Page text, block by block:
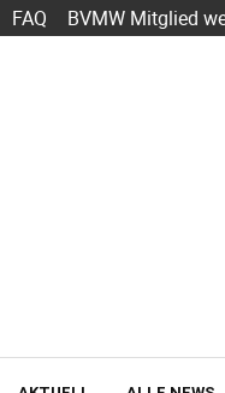
FAQ BVMW Mitglied
heute schon